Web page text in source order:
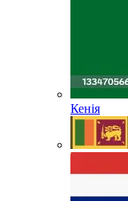
Кенія